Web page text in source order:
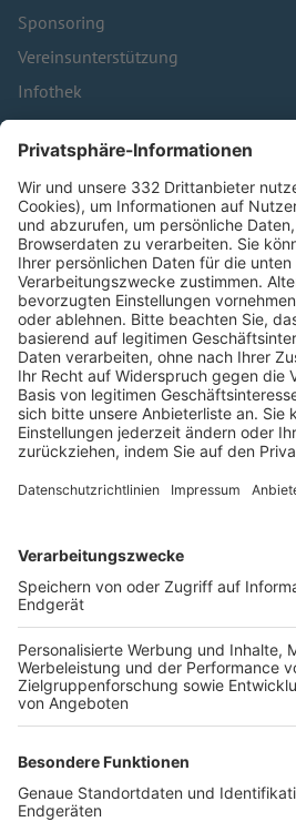
Sponsoring
Vereinsunterstützung
Infothek
Kontakt
HÄUFIG BESUCHTE SEITEN
Pässe und Vereinswechsel
Trainerausbildung
Schulungsangebot Vereinsmitarbeiter
BFV-Geschäftsstellen
Trainerbörse
Login SpielPlus
FOLGE DEM BFV
TOP-VEREINE
TOP-PARTNER